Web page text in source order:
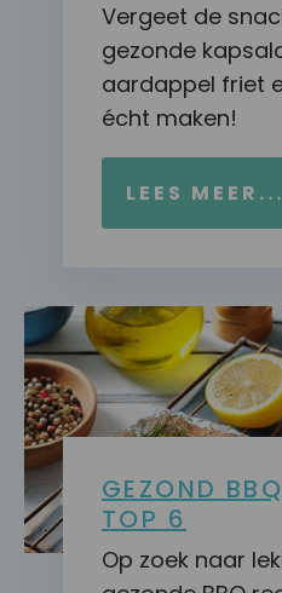
Vergeet de
gezonde
aardappel friet
écht maken!
LEES MEER...
GEZOND
TOP 6
Op zoek naar